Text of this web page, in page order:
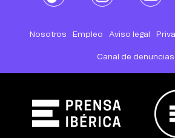
Nosotros Empleo Aviso legal
Canal de denuncias